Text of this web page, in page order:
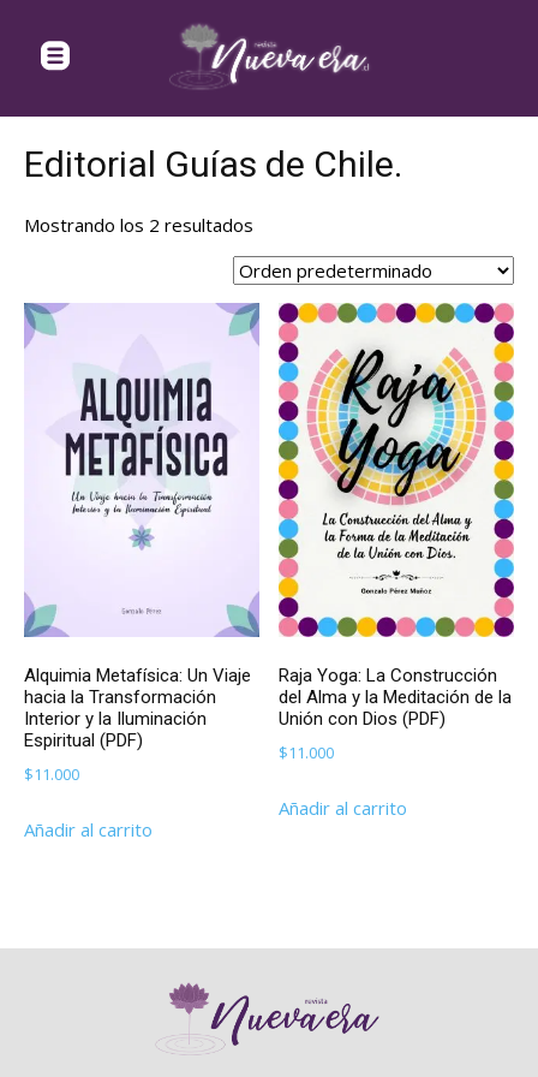
Editorial Guías de Chile.
Mostrando los 2 resultados
Alquimia Metafísica: Un Viaje
hacia la Transformación
Interior y la Iluminación
Espiritual (PDF)
$11.000
Añadir al carrito
Raja Yoga: La Construcción
del Alma y la Meditación de la
Unión con Dios (PDF)
$11.000
Añadir al carrito